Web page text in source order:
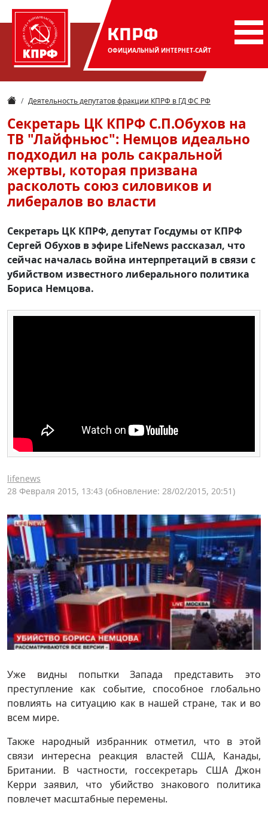
КПРФ
ОФИЦИАЛЬНЫЙ ИНТЕРНЕТ-САЙТ
Деятельность депутатов фракции КПРФ в ГД ФС РФ
Секретарь ЦК КПРФ С.П.Обухов на
ТВ "Лайфньюс": Немцов идеально
подходил на роль сакральной
жертвы, которая призвана
расколоть союз силовиков и
либералов во власти
Секретарь ЦК КПРФ, депутат Госдумы от КПРФ
Сергей Обухов в эфире LifeNews рассказал, что
сейчас началась война интерпретаций в связи с
убийством известного либерального политика
Бориса Немцова.
lifenews
28 Февраля 2015, 13:43 (обновление: 28/02/2015, 20:51)
Уже видны попытки Запада представить это
преступление как событие, способное глобально
повлиять на ситуацию как в нашей стране, так и во
всем мире.
Также народный избранник отметил, что в этой
связи интересна реакция властей США, Канады,
Британии. В частности, госсекретарь США Джон
Керри заявил, что убийство знакового политика
повлечет масштабные перемены.